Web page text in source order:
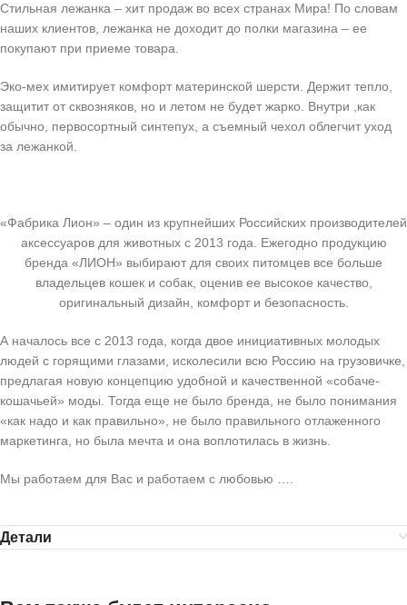
Стильная лежанка – хит продаж во всех странах Мира! По словам
наших клиентов, лежанка не доходит до полки магазина – ее
покупают при приеме товара.
Эко-мех имитирует комфорт материнской шерсти. Держит тепло,
защитит от сквозняков, но и летом не будет жарко. Внутри ,как
обычно, первосортный синтепух, а съемный чехол облегчит уход
за лежанкой.
«Фабрика Лион» – один из крупнейших Российских производителей
аксессуаров для животных с 2013 года. Ежегодно продукцию
бренда «ЛИОН» выбирают для своих питомцев все больше
владельцев кошек и собак, оценив ее высокое качество,
оригинальный дизайн, комфорт и безопасность.
А началось все с 2013 года, когда двое инициативных молодых
людей с горящими глазами, исколесили всю Россию на грузовичке,
предлагая новую концепцию удобной и качественной «собаче-
кошачьей» моды. Тогда еще не было бренда, не было понимания
«как надо и как правильно», не было правильного отлаженного
маркетинга, но была мечта и она воплотилась в жизнь.
Мы работаем для Вас и работаем с любовью ….
Детали